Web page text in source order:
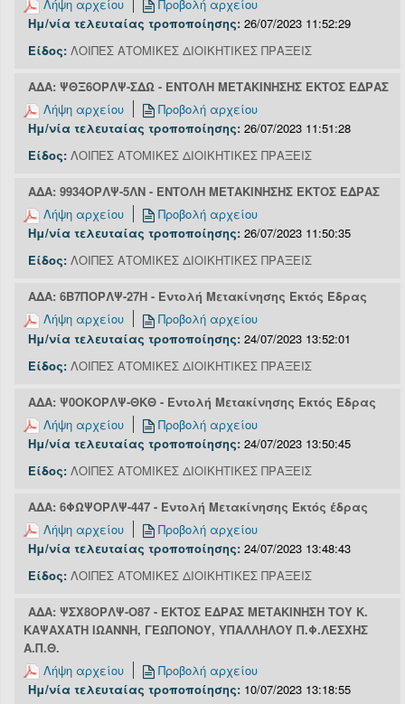
Λήψη αρχείου
Προβολή αρχείου
Ημ/νία τελευταίας τροποποίησης: 26/07/2023 11:52:29
Είδος: ΛΟΙΠΕΣ ΑΤΟΜΙΚΕΣ ΔΙΟΙΚΗΤΙΚΕΣ ΠΡΑΞΕΙΣ
ΑΔΑ: ΨΘΞ6ΟΡΛΨ-ΣΔΩ - ΕΝΤΟΛΗ ΜΕΤΑΚΙΝΗΣΗΣ ΕΚΤΟΣ ΕΔΡΑΣ
Λήψη αρχείου
Προβολή αρχείου
Ημ/νία τελευταίας τροποποίησης: 26/07/2023 11:51:28
Είδος: ΛΟΙΠΕΣ ΑΤΟΜΙΚΕΣ ΔΙΟΙΚΗΤΙΚΕΣ ΠΡΑΞΕΙΣ
ΑΔΑ: 9934ΟΡΛΨ-5ΛΝ - ΕΝΤΟΛΗ ΜΕΤΑΚΙΝΗΣΗΣ ΕΚΤΟΣ ΕΔΡΑΣ
Λήψη αρχείου
Προβολή αρχείου
Ημ/νία τελευταίας τροποποίησης: 26/07/2023 11:50:35
Είδος: ΛΟΙΠΕΣ ΑΤΟΜΙΚΕΣ ΔΙΟΙΚΗΤΙΚΕΣ ΠΡΑΞΕΙΣ
ΑΔΑ: 6Β7ΠΟΡΛΨ-27Η - Εντολή Μετακίνησης Εκτός Έδρας
Λήψη αρχείου
Προβολή αρχείου
Ημ/νία τελευταίας τροποποίησης: 24/07/2023 13:52:01
Είδος: ΛΟΙΠΕΣ ΑΤΟΜΙΚΕΣ ΔΙΟΙΚΗΤΙΚΕΣ ΠΡΑΞΕΙΣ
ΑΔΑ: Ψ0ΟΚΟΡΛΨ-ΘΚΘ - Εντολή Μετακίνησης Εκτός Έδρας
Λήψη αρχείου
Προβολή αρχείου
Ημ/νία τελευταίας τροποποίησης: 24/07/2023 13:50:45
Είδος: ΛΟΙΠΕΣ ΑΤΟΜΙΚΕΣ ΔΙΟΙΚΗΤΙΚΕΣ ΠΡΑΞΕΙΣ
ΑΔΑ: 6ΦΩΨΟΡΛΨ-447 - Εντολή Μετακίνησης Εκτός έδρας
Λήψη αρχείου
Προβολή αρχείου
Ημ/νία τελευταίας τροποποίησης: 24/07/2023 13:48:43
Είδος: ΛΟΙΠΕΣ ΑΤΟΜΙΚΕΣ ΔΙΟΙΚΗΤΙΚΕΣ ΠΡΑΞΕΙΣ
ΑΔΑ: ΨΣΧ8ΟΡΛΨ-Ο87 - ΕΚΤΟΣ ΕΔΡΑΣ ΜΕΤΑΚΙΝΗΣΗ ΤΟΥ Κ.
ΚΑΨΑΧΑΤΗ ΙΩΑΝΝΗ, ΓΕΩΠΟΝΟΥ, ΥΠΑΛΛΗΛΟΥ Π.Φ.ΛΕΣΧΗΣ
Α.Π.Θ.
Λήψη αρχείου
Προβολή αρχείου
Ημ/νία τελευταίας τροποποίησης: 10/07/2023 13:18:55